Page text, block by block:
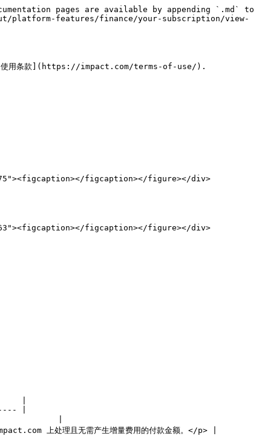
pages are available by appending `.md` to
platform-features/finance/your-subscription/view-
的 [使用条款](https://impact.com/terms-of-use/).
|
|
上处理且无需产生增量费用的付款金额。</p> |